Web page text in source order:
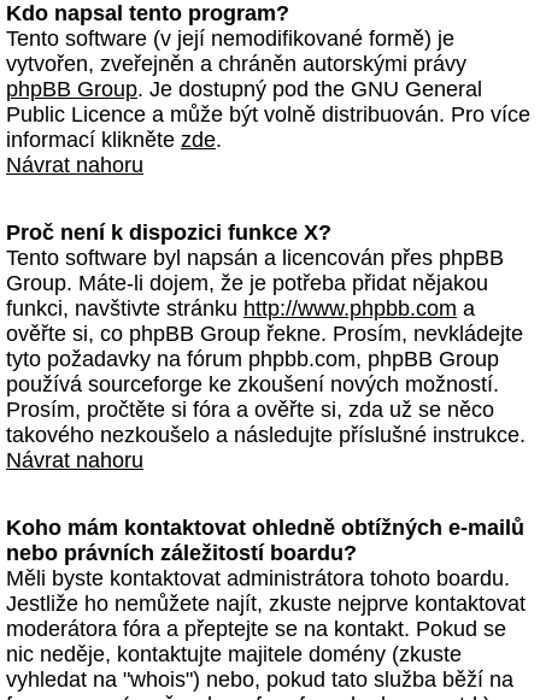
Kdo napsal tento program?
Tento software (v její nemodifikované formě) je
vytvořen, zveřejněn a chráněn autorskými právy
phpBB Group. Je dostupný pod the GNU General
Public Licence a může být volně distribuován. Pro více
informací klikněte zde.
Návrat nahoru
Proč není k dispozici funkce X?
Tento software byl napsán a licencován přes phpBB
Group. Máte-li dojem, že je potřeba přidat nějakou
funkci, navštivte stránku http://www.phpbb.com a
ověřte si, co phpBB Group řekne. Prosím, nevkládejte
tyto požadavky na fórum phpbb.com, phpBB Group
používá sourceforge ke zkoušení nových možností.
Prosím, pročtěte si fóra a ověřte si, zda už se něco
takového nezkoušelo a následujte příslušné instrukce.
Návrat nahoru
Koho mám kontaktovat ohledně obtížných e-mailů
nebo právních záležitostí boardu?
Měli byste kontaktovat administrátora tohoto boardu.
Jestliže ho nemůžete najít, zkuste nejprve kontaktovat
moderátora fóra a přeptejte se na kontakt. Pokud se
nic neděje, kontaktujte majitele domény (zkuste
vyhledat na "whois") nebo, pokud tato služba běží na